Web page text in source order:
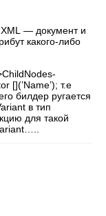
— документ и
какого-либо
[](’Name’); т.е
билдер ругается
в тип
для такой